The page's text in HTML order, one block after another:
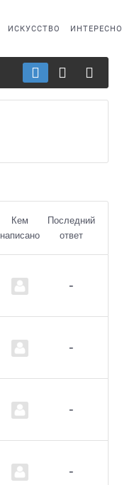
ИСКУССТВО ИНТЕРЕСНО
Кем
написано
Последний
ответ
-
-
-
-